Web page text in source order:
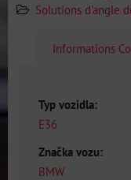
Solutions d'angle
Informations
Typ vozidla:
E36
Značka vozu:
BMW